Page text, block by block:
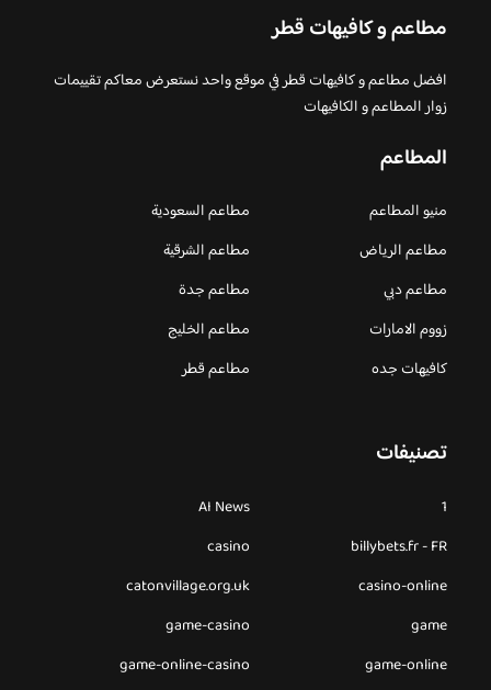
مطاعم و كافيهات قطر
افضل مطاعم و كافيهات قطر في موقع واحد نستعرض معاكم تقييمات
زوار المطاعم و الكافيهات
المطاعم
منيو المطاعم
مطاعم السعودية
مطاعم الرياض
مطاعم الشرقية
مطاعم دبي
مطاعم جدة
زووم الامارات
مطاعم الخليج
كافيهات جده
مطاعم قطر
تصنيفات
1
AI News
billybets.fr - FR
casino
casino-online
catonvillage.org.uk
game
game-casino
game-online
game-online-casino